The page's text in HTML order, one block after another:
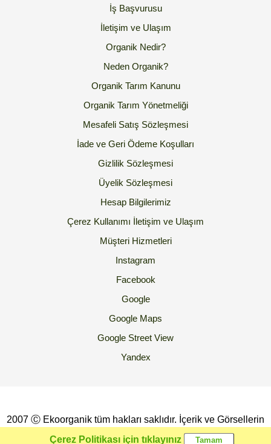
İş Başvurusu
İletişim ve Ulaşım
Organik Nedir?
Neden Organik?
Organik Tarım Kanunu
Organik Tarım Yönetmeliği
Mesafeli Satış Sözleşmesi
İade ve Geri Ödeme Koşulları
Gizlilik Sözleşmesi
Üyelik Sözleşmesi
Hesap Bilgilerimiz
Çerez Kullanımı İletişim ve Ulaşım
Müşteri Hizmetleri
Instagram
Facebook
Google
Google Maps
Google Street View
Yandex
Çerez Politikası için tıklayınız
2007 Ⓒ Ekoorganik tüm hakları saklıdır. İçerik ve Görsellerin
İzinsiz Kopyalanması yada Kullanılması Yasaktır.